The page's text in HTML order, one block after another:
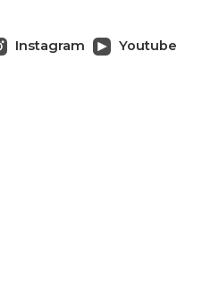
Instagram Youtube